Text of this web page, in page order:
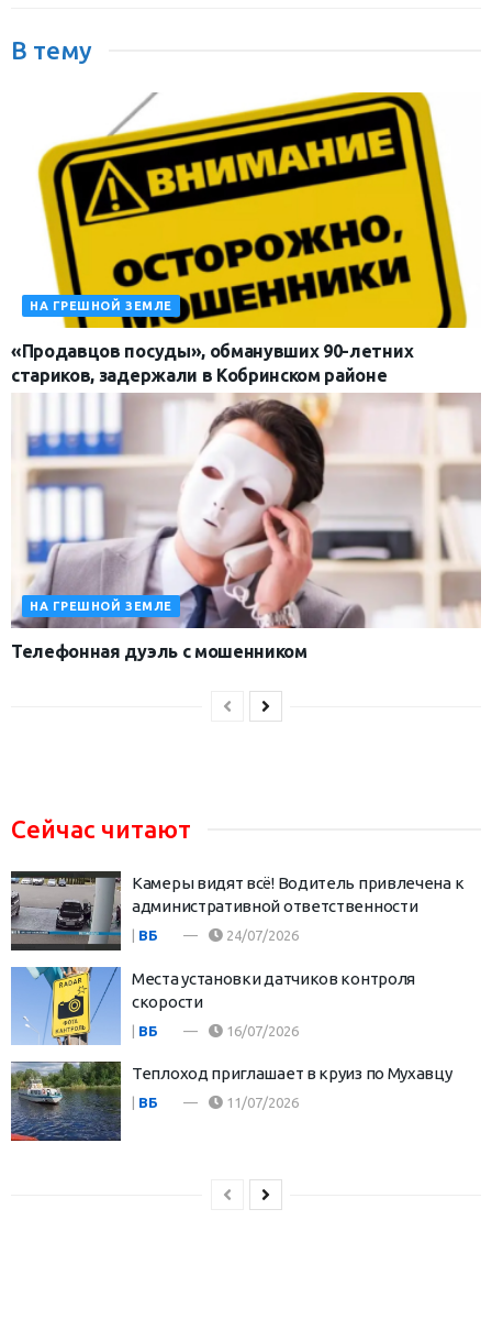
В тему
НА ГРЕШНОЙ ЗЕМЛЕ
«Продавцов посуды», обманувших 90-летних
стариков, задержали в Кобринском районе
НА ГРЕШНОЙ ЗЕМЛЕ
Телефонная дуэль с мошенником
Сейчас читают
Камеры видят всё! Водитель привлечена к
административной ответственности
ВБ 24/07/2026
Места установки датчиков контроля
скорости
| ВБ 16/07/2026
Теплоход приглашает в круиз по Мухавцу
ВБ 11/07/2026